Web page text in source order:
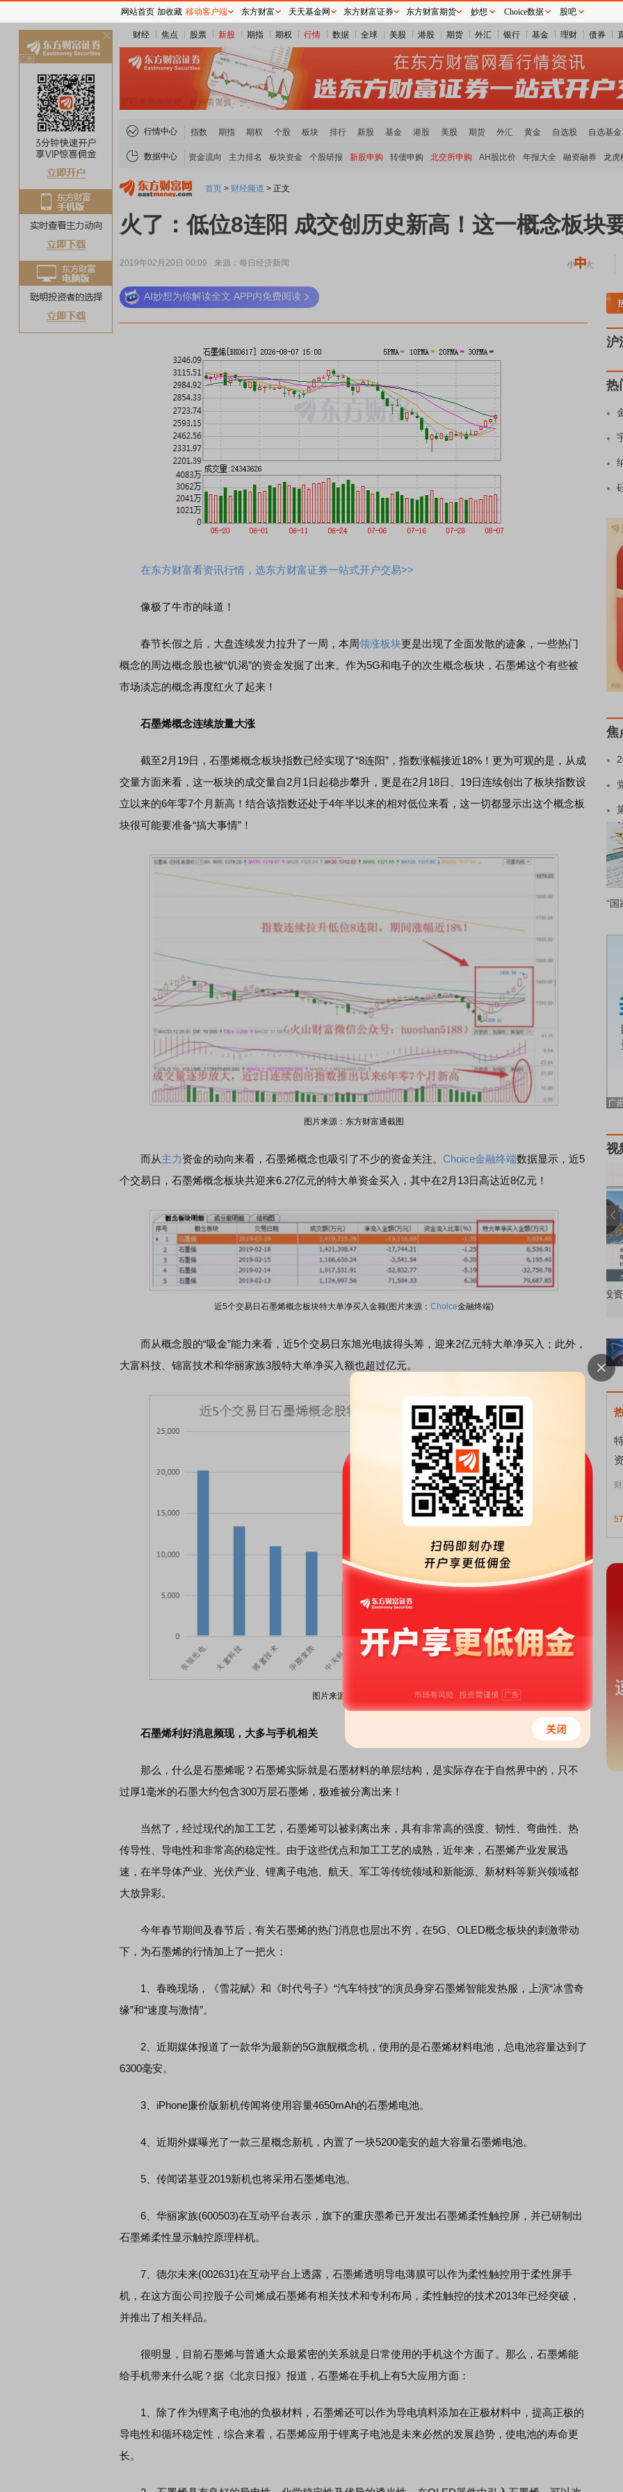
财经 焦点 股票 新股 期指 期权 行情 数据 全球 美股 港股 期货 外汇 银行 基金 理财 债券
行情中心 指数 期指 期权 个股 板块 排行 新股 基金 港股 美股 期货 外汇 黄金 自选股 自选基金
数据中心 资金流向 主力排名 板块资金 个股研报 新股申购 转债申购 北交所申购 AH股比价 年报大全 融资融券 龙虎
首页 > 财经频道 > 正文
火了：低位8连阳 成交创历史新高！这一概念板块
2019年02月20日 00:09 来源：每日经济新闻
AI妙想为你解读全文 APP内免费阅读
在东方财富看资讯行情，选东方财富证券一站式开户交易>>
像极了牛市的味道！
春节长假之后，大盘连续发力拉升了一周，本周领涨板块更是出现了全面发散的迹象，一些热门
概念的周边概念股也被“饥渴”的资金发掘了出来。作为5G和电子的次生概念板块，石墨烯这个有些被
市场淡忘的概念再度红火了起来！
石墨烯概念连续放量大涨
截至2月19日，石墨烯概念板块指数已经实现了“8连阳”，指数涨幅接近18%！更为可观的是，从成
交量方面来看，这一板块的成交量自2月1日起稳步攀升，更是在2月18日、19日连续创出了板块指数设
立以来的6年零7个月新高！结合该指数还处于4年半以来的相对低位来看，这一切都显示出这个概念板
块很可能要准备“搞大事情”！
图片来源：东方财富通截图
而从主力资金的动向来看，石墨烯概念也吸引了不少的资金关注。 Choice金融终端数据显示，近5
个交易日，石墨烯概念板块共迎来6.27亿元的特大单资金买入，其中在2月13日高达近8亿元！
近5个交易日石墨烯概念板块特大单净买入金额(图片来源： Choice金融终端)
而从概念股的“吸金”能力来看，近5个交易日东旭光电拔得头筹，迎来2亿元特大单净买入；此外，
大富科技、锦富技术和华丽家族3股特大单净买入额也超过亿元。
图片来源：火山君整理
石墨烯利好消息频现，大多与手机相关
那么，什么是石墨烯呢？石墨烯实际就是石墨材料的单层结构，是实际存在于自然界中的，只不
过厚1毫米的石墨大约包含300万层石墨烯，极难被分离出来！
当然了，经过现代的加工工艺，石墨烯可以被剥离出来，具有非常高的强度、韧性、弯曲性、热
传导性、导电性和非常高的稳定性。由于这些优点和加工工艺的成熟，近年来，石墨烯产业发展迅
速，在半导体产业、光伏产业、锂离子电池、航天、军工等传统领域和新能源、新材料等新兴领域都
大放异彩。
今年春节期间及春节后，有关石墨烯的热门消息也层出不穷，在5G、OLED概念板块的刺激带动
下，为石墨烯的行情加上了一把火：
1、春晚现场，《雪花赋》和《时代号子》“汽车特技”的演员身穿石墨烯智能发热服，上演“冰雪奇
缘”和“速度与激情”。
2、近期媒体报道了一款华为最新的5G旗舰概念机，使用的是石墨烯材料电池，总电池容量达到了
6300毫安。
3、iPhone廉价版新机传闻将使用容量4650mAh的石墨烯电池。
4、近期外媒曝光了一款三星概念新机，内置了一块5200毫安的超大容量石墨烯电池。
5、传闻诺基亚2019新机也将采用石墨烯电池。
6、华丽家族(600503)在互动平台表示，旗下的重庆墨希已开发出石墨烯柔性触控屏，并已研制出
石墨烯柔性显示触控原理样机。
7、德尔未来(002631)在互动平台上透露，石墨烯透明导电薄膜可以作为柔性触控用于柔性屏手
机，在这方面公司控股子公司烯成石墨烯有相关技术和专利布局，柔性触控的技术2013年已经突破，
并推出了相关样品。
很明显，目前石墨烯与普通大众最紧密的关系就是日常使用的手机这个方面了。那么，石墨烯能
给手机带来什么呢？据《北京日报》报道，石墨烯在手机上有5大应用方面：
1、除了作为锂离子电池的负极材料，石墨烯还可以作为导电填料添加在正极材料中，提高正极的
导电性和循环稳定性，综合来看，石墨烯应用于锂离子电池是未来必然的发展趋势，使电池的寿命更
长。
稀土板块领涨 A股估值分析全览
沪
热
焦
“国
视
连线｜东方财富证券陈果：A股再平衡的
债券知识通识：从基础认知到特色品种 了解北交所知识 做理性投资者
网站首页 加收藏 移动客户端 东方财富 天天基金网 东方财富证券 东方财富期货 妙想 Choice数据 股吧
关